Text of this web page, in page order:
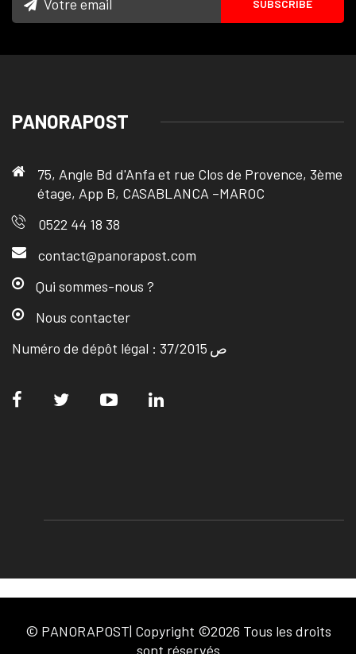
PANORAPOST
75, Angle Bd d'Anfa et rue Clos de Provence, 3ème
étage, App B, CASABLANCA –MAROC
0522 44 18 38
contact@panorapost.com
Qui sommes-nous ?
Nous contacter
Numéro de dépôt légal : ص 37/2015
© PANORAPOST| Copyright ©2026 Tous les droits
sont réservés